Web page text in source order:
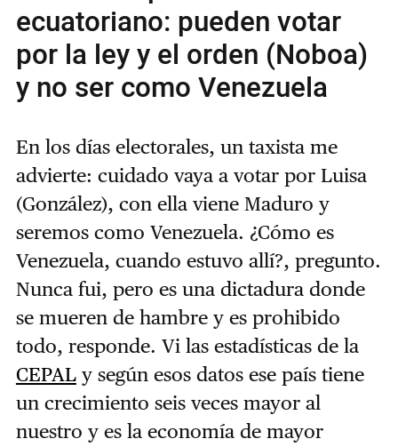
ecuatoriano: pueden votar
por la ley y el orden (Noboa)
y no ser como Venezuela
En los días electorales, un taxista me
advierte: cuidado vaya a votar por Luisa
(González), con ella viene Maduro y
seremos como Venezuela. ¿Cómo es
Venezuela, cuando estuvo allí?, pregunto.
Nunca fui, pero es una dictadura donde
se mueren de hambre y es prohibido
todo, responde. Vi las estadísticas de la
CEPALy según esos datos ese país tiene
un crecimiento seis veces mayor al
nuestro y es la economía de mayor